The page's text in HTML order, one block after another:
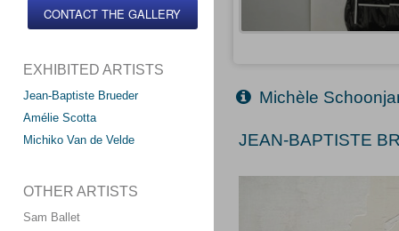
CONTACT THE GALLERY
EXHIBITED ARTISTS
Jean-Baptiste Brueder
Amélie Scotta
Michiko Van de Velde
OTHER ARTISTS
Sam Ballet
Michèle
JEAN-BAPTISTE